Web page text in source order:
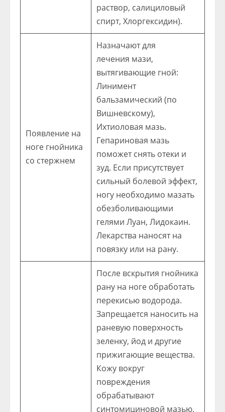
раствор, салициловый
спирт, Хлоргексидин).
Появление на
ноге гнойника
со стержнем
Назначают для
лечения мази,
вытягивающие гной:
Линимент
бальзамический (по
Вишневскому),
Ихтиоловая мазь.
Гепариновая мазь
поможет снять отеки и
зуд. Если присутствует
сильный болевой эффект,
ногу необходимо мазать
обезболивающими
гелями Луан, Лидокаин.
Лекарства наносят на
повязку или на рану.
После вскрытия гнойника
рану на ноге обработать
перекисью водорода.
Запрещается наносить на
раневую поверхность
зеленку, йод и другие
прижигающие вещества.
Кожу вокруг
повреждения
обрабатывают
синтомициновой мазью.